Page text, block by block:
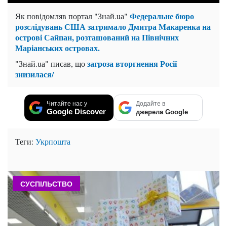
Як повідомляв портал "Знай.uа" Федеральне бюро
розслідувань США затримало Дмитра Макаренка на
острові Сайпан, розташований на Північних
Маріанських островах.
"Знай.uа" писав, щозагроза вторгнення Росії
знизилася/
Читайте нас у
Google Discover
Додайте в
джерела Google
Теги: Укрпошта
СУСПІЛЬСТВО